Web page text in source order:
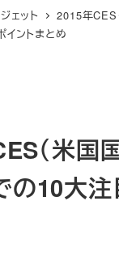
ェット
2015年CES
イントまとめ
（米国
の10大